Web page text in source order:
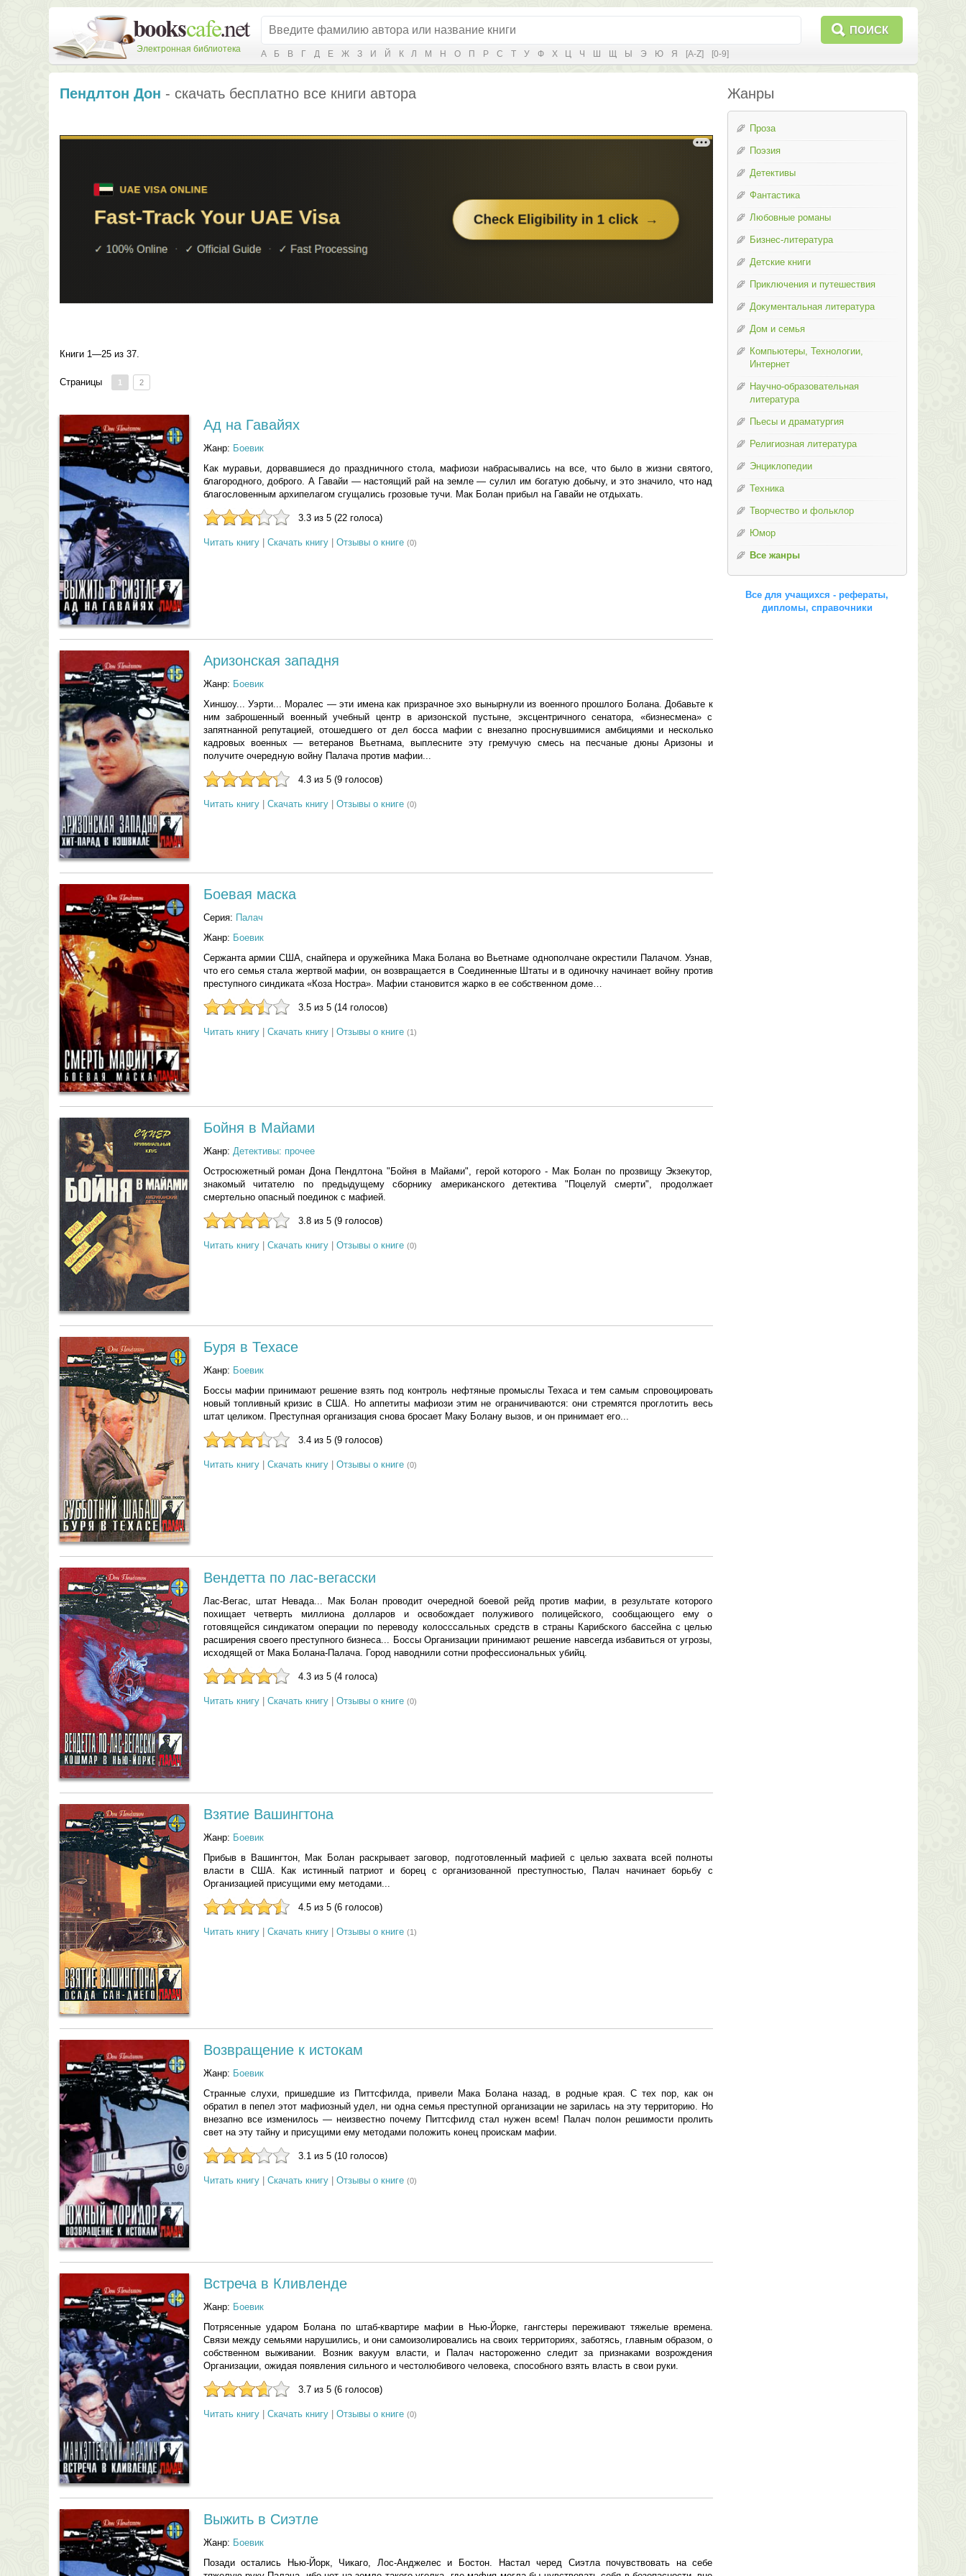
Электронная библиотека
ПОИСК
А Б В Г Д Е Ж З И Й К Л М Н О П Р С Т У Ф Х Ц Ч Ш Щ Ы Э Ю Я [A-Z] [0-9]
Пендлтон Дон - скачать бесплатно все книги автора
Книги 1—25 из 37.
Страницы 1 2
Ад на Гавайях
Жанр: Боевик
Как муравьи, дорвавшиеся до праздничного стола, мафиози набрасывались на все, что было в жизни святого,
благородного, доброго. А Гавайи — настоящий рай на земле — сулил им богатую добычу, и это значило, что над
благословенным архипелагом сгущались грозовые тучи. Мак Болан прибыл на Гавайи не отдыхать.
3.3 из 5 (22 голоса)
Читать книгу| Скачать книгу| Отзывы о книге (0)
Аризонская западня
Жанр: Боевик
Хиншоу... Уэрти... Моралес — эти имена как призрачное эхо вынырнули из военного прошлого Болана. Добавьте к
ним заброшенный военный учебный центр в аризонской пустыне, эксцентричного сенатора, «бизнесмена» с
запятнанной репутацией, отошедшего от дел босса мафии с внезапно проснувшимися амбициями и несколько
кадровых военных — ветеранов Вьетнама, выплесните эту гремучую смесь на песчаные дюны Аризоны и
получите очередную войну Палача против мафии...
4.3 из 5 (9 голосов)
Читать книгу| Скачать книгу| Отзывы о книге (0)
Боевая маска
Серия: Палач
Жанр: Боевик
Сержанта армии США, снайпера и оружейника Мака Болана во Вьетнаме однополчане окрестили Палачом. Узнав,
что его семья стала жертвой мафии, он возвращается в Соединенные Штаты и в одиночку начинает войну против
преступного синдиката «Коза Ностра». Мафии становится жарко в ее собственном доме…
3.5 из 5 (14 голосов)
Читать книгу| Скачать книгу| Отзывы о книге (1)
Бойня в Майами
Жанр: Детективы: прочее
Остросюжетный роман Дона Пендлтона "Бойня в Майами", герой которого - Мак Болан по прозвищу Экзекутор,
знакомый читателю по предыдущему сборнику американского детектива "Поцелуй смерти", продолжает
смертельно опасный поединок с мафией.
3.8 из 5 (9 голосов)
Читать книгу| Скачать книгу| Отзывы о книге (0)
Буря в Техасе
Жанр: Боевик
Боссы мафии принимают решение взять под контроль нефтяные промыслы Техаса и тем самым спровоцировать
новый топливный кризис в США. Но аппетиты мафиози этим не ограничиваются: они стремятся проглотить весь
штат целиком. Преступная организация снова бросает Маку Болану вызов, и он принимает его...
3.4 из 5 (9 голосов)
Читать книгу| Скачать книгу| Отзывы о книге (0)
Вендетта по лас-вегасски
Лас-Вегас, штат Невада... Мак Болан проводит очередной боевой рейд против мафии, в результате которого
похищает четверть миллиона долларов и освобождает полуживого полицейского, сообщающего ему о
готовящейся синдикатом операции по переводу колосссальных средств в страны Карибского бассейна с целью
расширения своего преступного бизнеса... Боссы Организации принимают решение навсегда избавиться от угрозы,
исходящей от Мака Болана-Палача. Город наводнили сотни профессиональных убийц.
4.3 из 5 (4 голоса)
Читать книгу| Скачать книгу| Отзывы о книге (0)
Взятие Вашингтона
Жанр: Боевик
Прибыв в Вашингтон, Мак Болан раскрывает заговор, подготовленный мафией с целью захвата всей полноты
власти в США. Как истинный патриот и борец с организованной преступностью, Палач начинает борьбу с
Организацией присущими ему методами...
4.5 из 5 (6 голосов)
Читать книгу| Скачать книгу| Отзывы о книге (1)
Возвращение к истокам
Жанр: Боевик
Странные слухи, пришедшие из Питтсфилда, привели Мака Болана назад, в родные края. С тех пор, как он
обратил в пепел этот мафиозный удел, ни одна семья преступной организации не зарилась на эту территорию. Но
внезапно все изменилось — неизвестно почему Питтсфилд стал нужен всем! Палач полон решимости пролить
свет на эту тайну и присущими ему методами положить конец проискам мафии.
3.1 из 5 (10 голосов)
Читать книгу| Скачать книгу| Отзывы о книге (0)
Встреча в Кливленде
Жанр: Боевик
Потрясенные ударом Болана по штаб-квартире мафии в Нью-Йорке, гангстеры переживают тяжелые времена.
Связи между семьями нарушились, и они самоизолировались на своих территориях, заботясь, главным образом, о
собственном выживании. Возник вакуум власти, и Палач настороженно следит за признаками возрождения
Организации, ожидая появления сильного и честолюбивого человека, способного взять власть в свои руки.
3.7 из 5 (6 голосов)
Читать книгу| Скачать книгу| Отзывы о книге (0)
Выжить в Сиэтле
Жанр: Боевик
Позади остались Нью-Йорк, Чикаго, Лос-Анджелес и Бостон. Настал черед Сиэтла почувствовать на себе
Жанры
Проза
Поэзия
Детективы
Фантастика
Любовные романы
Бизнес-литература
Детские книги
Приключения и путешествия
Документальная литература
Дом и семья
Компьютеры, Технологии,
Интернет
Научно-образовательная
литература
Пьесы и драматургия
Религиозная литература
Энциклопедии
Техника
Творчество и фольклор
Юмор
Все жанры
Все для учащихся - рефераты,
дипломы, справочники